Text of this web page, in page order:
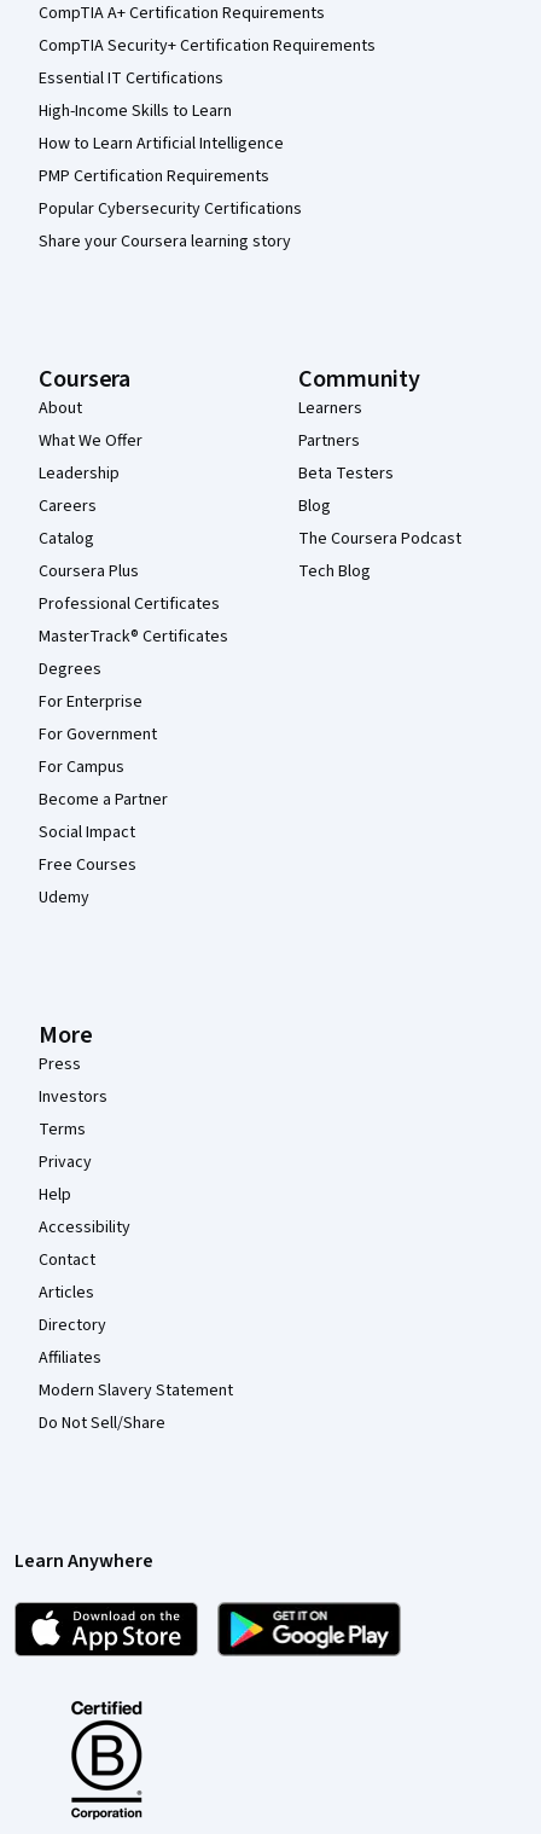
CompTIA A+ Certification Requirements
CompTIA Security+ Certification Requirements
Essential IT Certifications
High-Income Skills to Learn
How to Learn Artificial Intelligence
PMP Certification Requirements
Popular Cybersecurity Certifications
Share your Coursera learning story
Coursera
About
What We Offer
Leadership
Careers
Catalog
Coursera Plus
Professional Certificates
MasterTrack® Certificates
Degrees
For Enterprise
For Government
For Campus
Become a Partner
Social Impact
Free Courses
Udemy
Community
Learners
Partners
Beta Testers
Blog
The Coursera Podcast
Tech Blog
More
Press
Investors
Terms
Privacy
Help
Accessibility
Contact
Articles
Directory
Affiliates
Modern Slavery Statement
Do Not Sell/Share
Learn Anywhere